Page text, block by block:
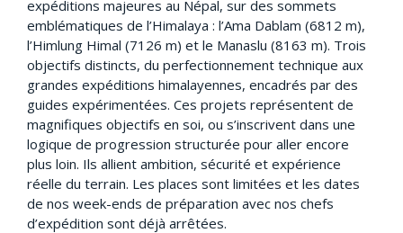
expéditions majeures au Népal, sur des sommets
emblématiques de l’Himalaya : l’Ama Dablam (6812 m),
l’Himlung Himal (7126 m) et le Manaslu (8163 m). Trois
objectifs distincts, du perfectionnement technique aux
grandes expéditions himalayennes, encadrés par des
guides expérimentées. Ces projets représentent de
magnifiques objectifs en soi, ou s’inscrivent dans une
logique de progression structurée pour aller encore
plus loin. Ils allient ambition, sécurité et expérience
réelle du terrain. Les places sont limitées et les dates
de nos week-ends de préparation avec nos chefs
d’expédition sont déjà arrêtées.